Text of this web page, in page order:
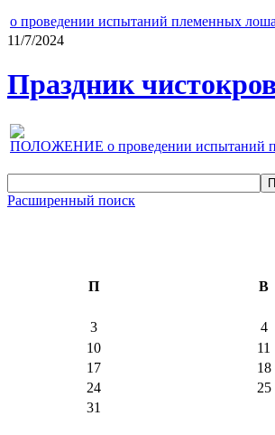
о проведении испытаний племенных
11/7/2024
Праздник
ПОЛОЖЕНИЕ о проведении испытаний
Расширенный поиск
П В
3
4
10
11
17
18
24
25
31